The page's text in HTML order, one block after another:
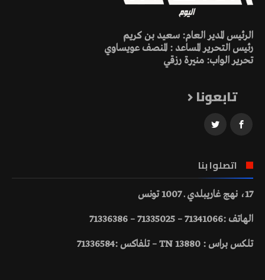
الرئيس المدير العام: سعيد بن كريم
رئيس التحرير المساعد : المنصف عويساوي
تحرير الواب: منيرة رزقي
تابعونا
اتصلوا بنا
17، نهج غاريبلدي ـ 1007 تونس
الهاتف :71341066 – 71335025 – 71336386
تلكس براس : 13880 TN – تلفاكس :71336584